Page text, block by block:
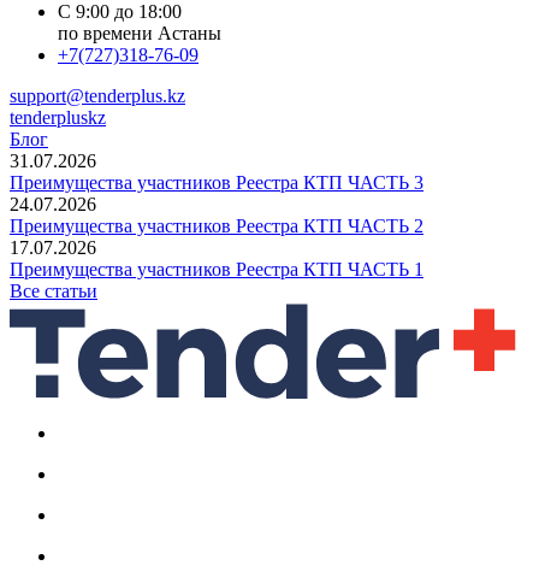
С 9:00 до 18:00
по времени Астаны
+7(727)318-76-09
support@tenderplus.kz
tenderpluskz
Блог
31.07.2026
Преимущества участников Реестра КТП ЧАСТЬ 3
24.07.2026
Преимущества участников Реестра КТП ЧАСТЬ 2
17.07.2026
Преимущества участников Реестра КТП ЧАСТЬ 1
Все статьи